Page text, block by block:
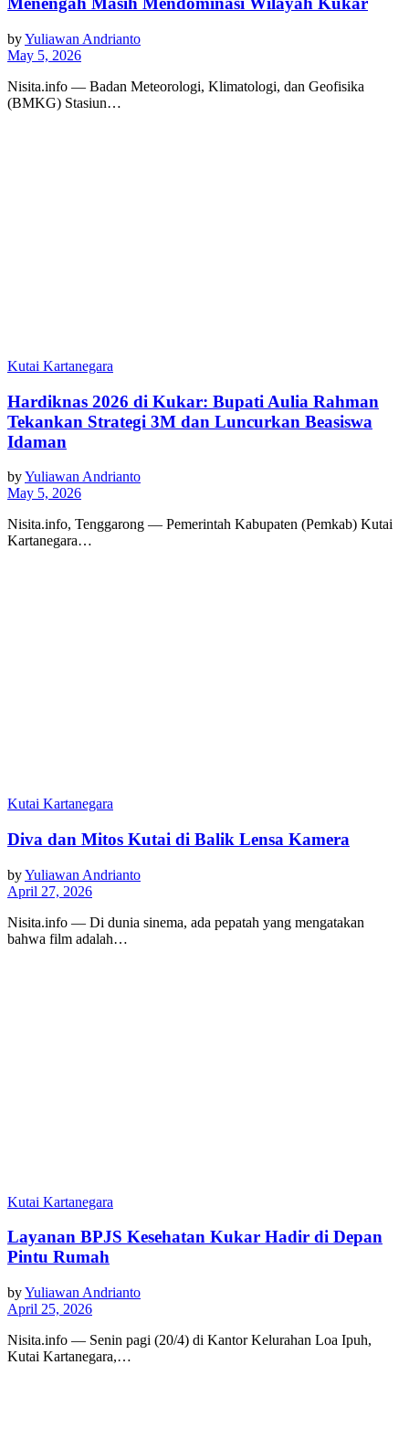
byYuliawan Andrianto
May 5, 2026
Nisita.info — Badan Meteorologi, Klimatologi, dan Geofisika
(BMKG) Stasiun…
Kutai Kartanegara
Hardiknas 2026 di Kukar: Bupati Aulia Rahman
Tekankan Strategi 3M dan Luncurkan Beasiswa
Idaman
byYuliawan Andrianto
May 5, 2026
Nisita.info, Tenggarong — Pemerintah Kabupaten (Pemkab) Kutai
Kartanegara…
Kutai Kartanegara
Diva dan Mitos Kutai di Balik Lensa Kamera
byYuliawan Andrianto
April 27, 2026
Nisita.info — Di dunia sinema, ada pepatah yang mengatakan
bahwa film adalah…
Kutai Kartanegara
Layanan BPJS Kesehatan Kukar Hadir di Depan
Pintu Rumah
byYuliawan Andrianto
April 25, 2026
Nisita.info — Senin pagi (20/4) di Kantor Kelurahan Loa Ipuh,
Kutai Kartanegara,…